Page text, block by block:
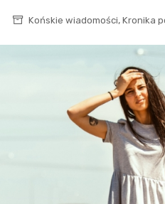
Końskie wiadomości, Kronika